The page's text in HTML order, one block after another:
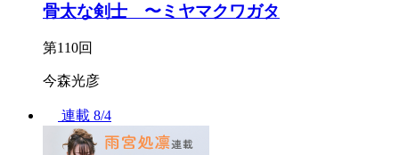
骨太な剣士 〜ミヤマクワガタ
第110回
今森光彦
連載 8/4